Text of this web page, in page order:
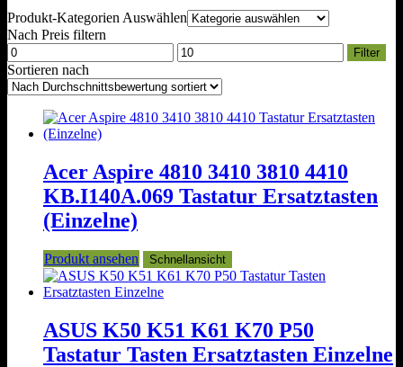
sortiert
Produkt-Kategorien Auswählen
Nach Preis filtern
Min.
Preis
Max.
Preis
Filter
Sortieren nach
Acer Aspire 4810 3410 3810 4410
KB.I140A.069 Tastatur Ersatztasten
(Einzelne)
Produkt ansehen Schnellansicht
ASUS K50 K51 K61 K70 P50
Tastatur Tasten Ersatztasten Einzelne